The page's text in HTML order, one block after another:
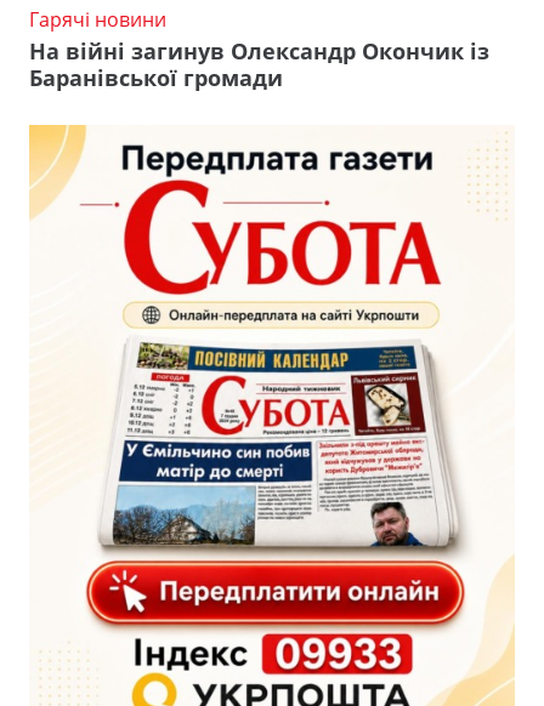
Гарячі новини
На війні загинув Олександр Окончик із
Баранівської громади